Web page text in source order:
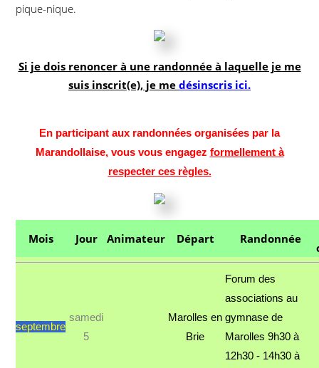
pique-nique.
Si je dois renoncer à une randonnée à laquelle je me
suis inscrit(e), je me désinscris ici.
En participant aux randonnées organisées par la
Marandollaise, vous vous engagez formellement à
respecter ces règles.
Mois Jour Animateur Départ Randonnée
septembre
samedi
5
Marolles en
Brie
Forum des
associations au
gymnase de
Marolles 9h30 à
12h30 - 14h30 à